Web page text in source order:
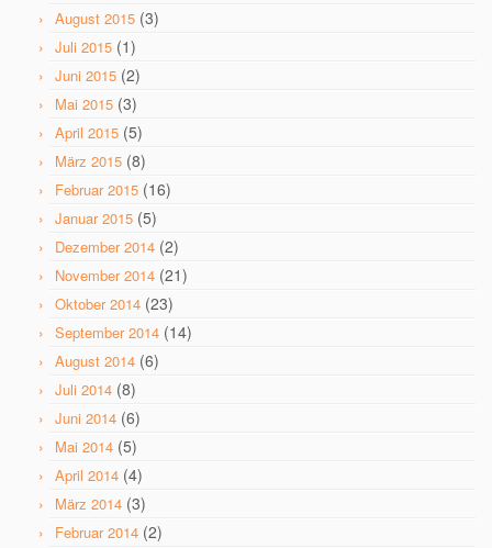
August 2015 (3)
Juli 2015 (1)
Juni 2015 (2)
Mai 2015 (3)
April 2015 (5)
März 2015 (8)
Februar 2015 (16)
Januar 2015 (5)
Dezember 2014 (2)
November 2014 (21)
Oktober 2014 (23)
September 2014 (14)
August 2014 (6)
Juli 2014 (8)
Juni 2014 (6)
Mai 2014 (5)
April 2014 (4)
März 2014 (3)
Februar 2014 (2)